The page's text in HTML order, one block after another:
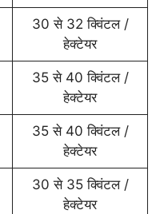
30 से 32 क्विंटल /
हेक्टेयर
35 से 40 क्विंटल /
हेक्टेयर
35 से 40 क्विंटल /
हेक्टेयर
30 से 35 क्विंटल /
हेक्टेयर